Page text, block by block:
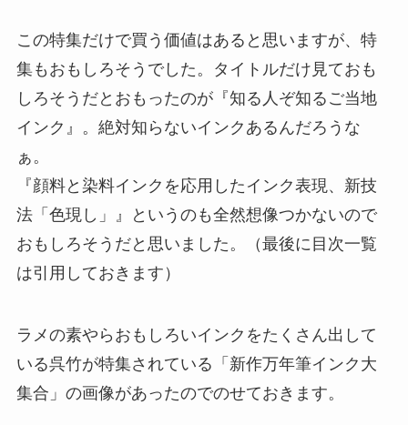
この特集だけで買う価値はあると思いますが、特
集もおもしろそうでした。タイトルだけ見ておも
しろそうだとおもったのが『知る人ぞ知るご当地
インク』。絶対知らないインクあるんだろうな
ぁ。
『顔料と染料インクを応用したインク表現、新技
法「色現し」』というのも全然想像つかないので
おもしろそうだと思いました。（最後に目次一覧
は引用しておきます）
ラメの素やらおもしろいインクをたくさん出して
いる呉竹が特集されている「新作万年筆インク大
集合」の画像があったのでのせておきます。